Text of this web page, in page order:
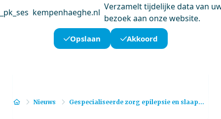
_pk_ses kempenhaeghe.nl
Verzamelt tijdelijke data van
bezoek aan onze website.
Opslaan Akkoord
HomeNieuws Gespecialiseerde zorg epilepsie en slaap...